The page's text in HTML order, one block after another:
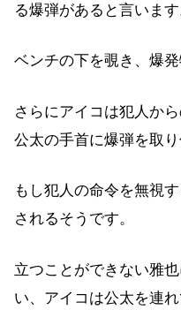
る爆弾があると言います
ベンチの下を覗き、爆発
さらにアイコは犯人か
公太の手首に爆弾を取り
もし犯人の命令を無視
されるそうです。
立つことができない雅
い、アイコは公太を連